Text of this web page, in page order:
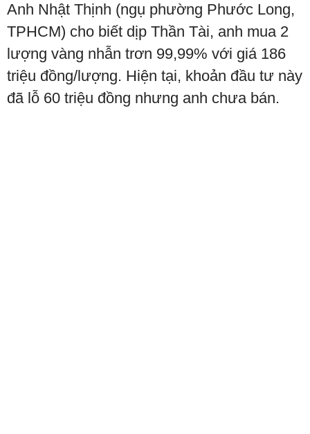
Anh Nhật Thịnh (ngụ phường Phước Long,
TPHCM) cho biết dịp Thần Tài, anh mua 2
lượng vàng nhẫn trơn 99,99% với giá 186
triệu đồng/lượng. Hiện tại, khoản đầu tư này
đã lỗ 60 triệu đồng nhưng anh chưa bán.